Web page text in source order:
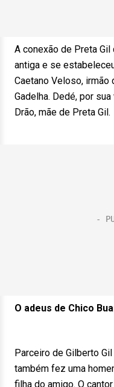
A conexão de Preta
antiga e se
Caetano Veloso, irmão
Gadelha. Dedé, por
Drão, mãe de Preta Gil.
O adeus de Chico
Parceiro de Gilberto
também fez uma
filha do amigo. O